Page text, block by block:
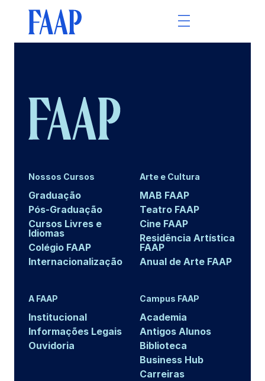
Nossos Cursos
Graduação
Pós-Graduação
Cursos Livres e
Idiomas
Colégio FAAP
Internacionalização
Arte e Cultura
MAB FAAP
Teatro FAAP
Cine FAAP
Residência Artística
FAAP
Anual de Arte FAAP
A FAAP
Institucional
Informações Legais
Ouvidoria
Campus FAAP
Academia
Antigos Alunos
Biblioteca
Business Hub
Carreiras